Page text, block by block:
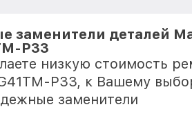
заменители деталей
P33
низкую стоимость
P33, к Вашему
заменители